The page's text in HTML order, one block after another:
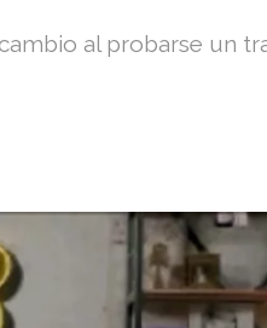
al probarse un